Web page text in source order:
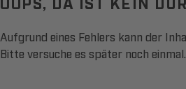
Aufgrund eines Fehlers kann der
Bitte versuche es später noch einmal.